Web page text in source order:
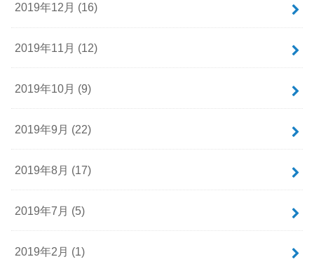
2019年12月 (16)
2019年11月 (12)
2019年10月 (9)
2019年9月 (22)
2019年8月 (17)
2019年7月 (5)
2019年2月 (1)